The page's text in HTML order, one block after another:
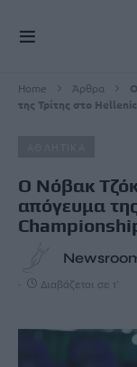
Home Άρθρα
της Τρίτης στο
Ο Νόβακ
απόγευμα
Διαβάζεται σε 1'